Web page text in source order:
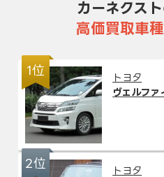
カーネクス
高価買取車
1位
トヨタ
ヴェルファ
2位
トヨタ